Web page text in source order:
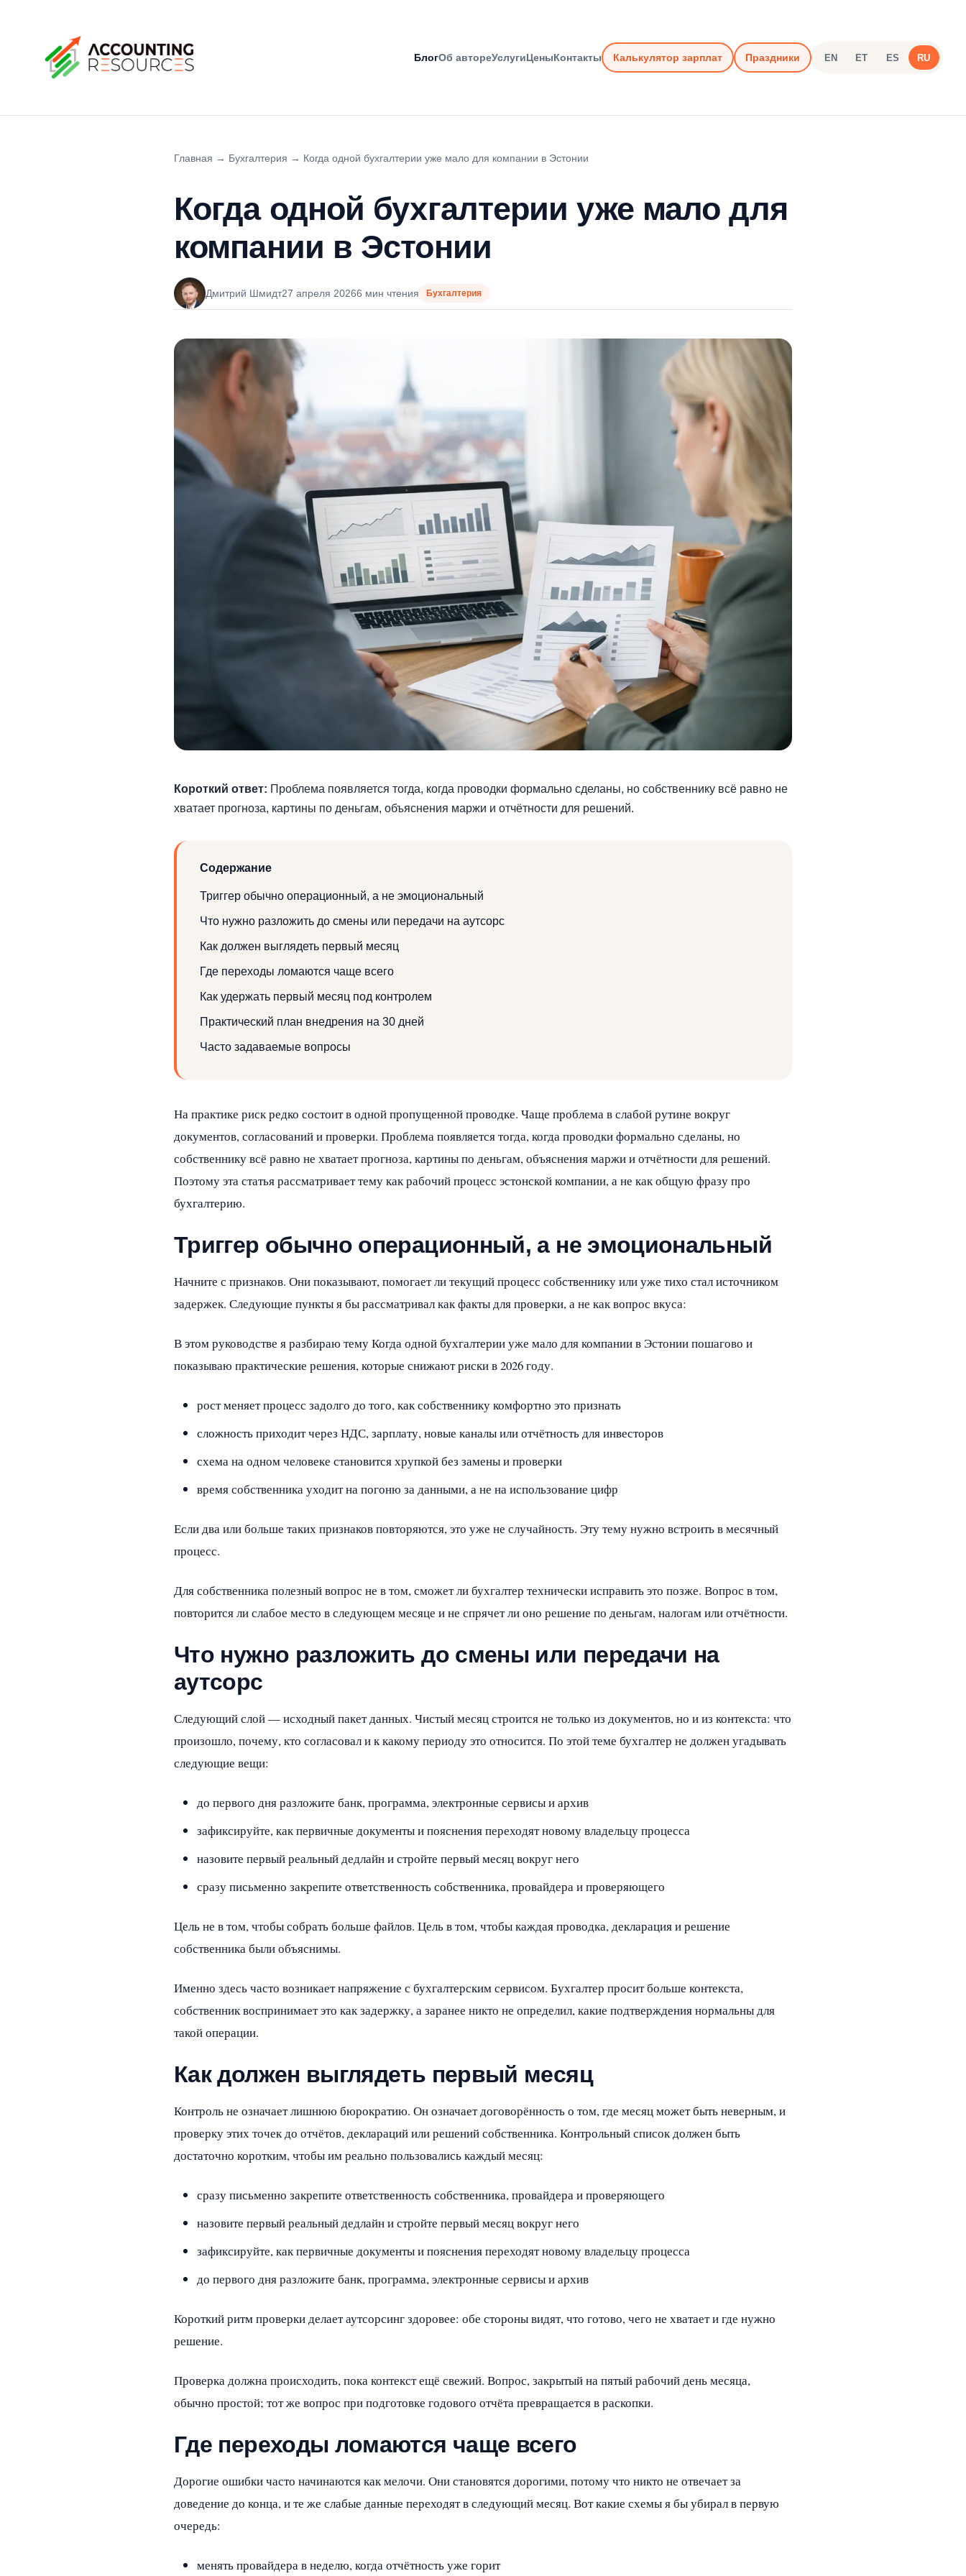
БлогОб автореУслугиЦеныКонтакты Калькулятор зарплат Праздники EN ET ES RU
Главная → Бухгалтерия → Когда одной бухгалтерии уже мало для компании в Эстонии
Когда одной бухгалтерии уже мало для
компании в Эстонии
Дмитрий Шмидт27 апреля 20266 мин чтения Бухгалтерия
Короткий ответ: Проблема появляется тогда, когда проводки формально сделаны, но собственнику всё равно не
хватает прогноза, картины по деньгам, объяснения маржи и отчётности для решений.
Содержание
Триггер обычно операционный, а не эмоциональный
Что нужно разложить до смены или передачи на аутсорс
Как должен выглядеть первый месяц
Где переходы ломаются чаще всего
Как удержать первый месяц под контролем
Практический план внедрения на 30 дней
Часто задаваемые вопросы
На практике риск редко состоит в одной пропущенной проводке. Чаще проблема в слабой рутине вокруг
документов, согласований и проверки. Проблема появляется тогда, когда проводки формально сделаны, но
собственнику всё равно не хватает прогноза, картины по деньгам, объяснения маржи и отчётности для решений.
Поэтому эта статья рассматривает тему как рабочий процесс эстонской компании, а не как общую фразу про
бухгалтерию.
Триггер обычно операционный, а не эмоциональный
Начните с признаков. Они показывают, помогает ли текущий процесс собственнику или уже тихо стал источником
задержек. Следующие пункты я бы рассматривал как факты для проверки, а не как вопрос вкуса:
В этом руководстве я разбираю тему Когда одной бухгалтерии уже мало для компании в Эстонии пошагово и
показываю практические решения, которые снижают риски в 2026 году.
рост меняет процесс задолго до того, как собственнику комфортно это признать
сложность приходит через НДС, зарплату, новые каналы или отчётность для инвесторов
схема на одном человеке становится хрупкой без замены и проверки
время собственника уходит на погоню за данными, а не на использование цифр
Если два или больше таких признаков повторяются, это уже не случайность. Эту тему нужно встроить в месячный
процесс.
Для собственника полезный вопрос не в том, сможет ли бухгалтер технически исправить это позже. Вопрос в том,
повторится ли слабое место в следующем месяце и не спрячет ли оно решение по деньгам, налогам или отчётности.
Что нужно разложить до смены или передачи на
аутсорс
Следующий слой — исходный пакет данных. Чистый месяц строится не только из документов, но и из контекста: что
произошло, почему, кто согласовал и к какому периоду это относится. По этой теме бухгалтер не должен угадывать
следующие вещи:
до первого дня разложите банк, программа, электронные сервисы и архив
зафиксируйте, как первичные документы и пояснения переходят новому владельцу процесса
назовите первый реальный дедлайн и стройте первый месяц вокруг него
сразу письменно закрепите ответственность собственника, провайдера и проверяющего
Цель не в том, чтобы собрать больше файлов. Цель в том, чтобы каждая проводка, декларация и решение
собственника были объяснимы.
Именно здесь часто возникает напряжение с бухгалтерским сервисом. Бухгалтер просит больше контекста,
собственник воспринимает это как задержку, а заранее никто не определил, какие подтверждения нормальны для
такой операции.
Как должен выглядеть первый месяц
Контроль не означает лишнюю бюрократию. Он означает договорённость о том, где месяц может быть неверным, и
проверку этих точек до отчётов, деклараций или решений собственника. Контрольный список должен быть
достаточно коротким, чтобы им реально пользовались каждый месяц:
сразу письменно закрепите ответственность собственника, провайдера и проверяющего
назовите первый реальный дедлайн и стройте первый месяц вокруг него
зафиксируйте, как первичные документы и пояснения переходят новому владельцу процесса
до первого дня разложите банк, программа, электронные сервисы и архив
Короткий ритм проверки делает аутсорсинг здоровее: обе стороны видят, что готово, чего не хватает и где нужно
решение.
Проверка должна происходить, пока контекст ещё свежий. Вопрос, закрытый на пятый рабочий день месяца,
обычно простой; тот же вопрос при подготовке годового отчёта превращается в раскопки.
Где переходы ломаются чаще всего
Дорогие ошибки часто начинаются как мелочи. Они становятся дорогими, потому что никто не отвечает за
доведение до конца, и те же слабые данные переходят в следующий месяц. Вот какие схемы я бы убирал в первую
очередь:
менять провайдера в неделю, когда отчётность уже горит